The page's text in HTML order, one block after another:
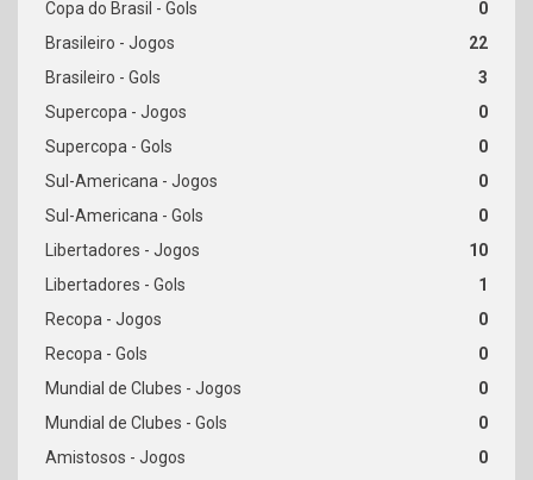
0
22
3
0
0
0
0
10
1
0
0
0
0
0